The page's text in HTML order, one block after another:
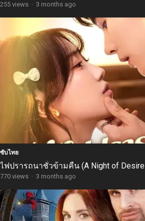
255 views · 3 months ago
ซับไทย
ไฟปรารถนาชั่วข้ามคืน (A Night of Desire
770 views · 3 months ago